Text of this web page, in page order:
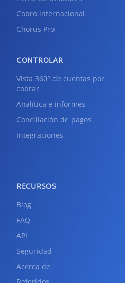
Cobro internacional
Chorus Pro
CONTROLAR
Vista 360° de cuentas por
cobrar
Analítica e informes
Conciliación de pagos
Integraciones
RECURSOS
Blog
FAQ
API
Seguridad
Acerca de